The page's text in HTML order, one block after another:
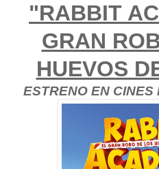
"RABBIT
GRAN
HUEVOS
ESTRENO EN